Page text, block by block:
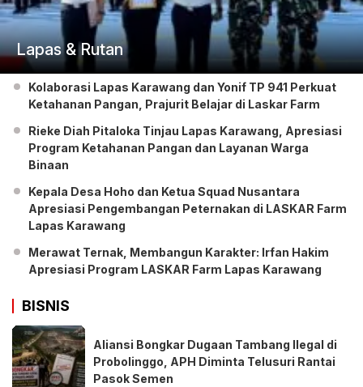
Lapas & Rutan
Kolaborasi Lapas Karawang dan Yonif TP 941 Perkuat
Ketahanan Pangan, Prajurit Belajar di Laskar Farm
Rieke Diah Pitaloka Tinjau Lapas Karawang, Apresiasi
Program Ketahanan Pangan dan Layanan Warga
Binaan
Kepala Desa Hoho dan Ketua Squad Nusantara
Apresiasi Pengembangan Peternakan di LASKAR Farm
Lapas Karawang
Merawat Ternak, Membangun Karakter: Irfan Hakim
Apresiasi Program LASKAR Farm Lapas Karawang
BISNIS
Aliansi Bongkar Dugaan Tambang Ilegal di
Probolinggo, APH Diminta Telusuri Rantai
Pasok Semen